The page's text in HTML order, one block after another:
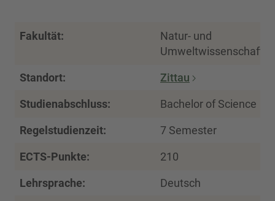
Fakultät:
Natur- und
Umweltwissenschaften
Standort: Zittau
Studienabschluss: Bachelor of Science
Regelstudienzeit: 7 Semester
ECTS-Punkte: 210
Lehrsprache: Deutsch